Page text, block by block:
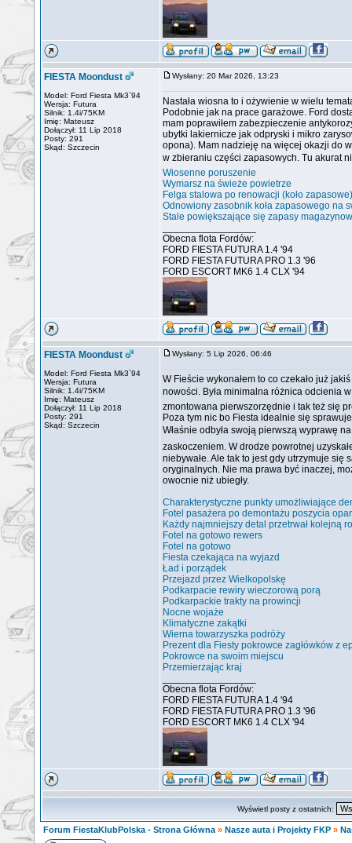
FIESTA Moondust
Model: Ford Fiesta Mk3`94
Wersja: Futura
Silnik: 1.4i/75KM
Imię: Mateusz
Dołączył: 11 Lip 2018
Posty: 291
Skąd: Szczecin
Wysłany: 20 Mar 2026, 13:23
Nastała wiosna to i ożywienie w wielu
Podobnie jak na prace garażowe. Ford
mam poprawiłem zabezpieczenie
ubytki lakiernicze jak odpryski i mikro
opona). Mam nadzieję na więcej okazji do
w zbieraniu części zapasowych. Tu akurat
Wiosenne poruszenie
Wymarsz na świeże powietrze
Felga stalowa po renowacji (koło zapasowe)
Odnowiony zasobnik koła zapasowego na
Stale powiększające się zapasy
Obecna flota Fordów:
FORD FIESTA FUTURA 1.4 '94
FORD FIESTA FUTURA PRO 1.3 '96
FORD ESCORT MK6 1.4 CLX '94
FIESTA Moondust
Model: Ford Fiesta Mk3`94
Wersja: Futura
Silnik: 1.4i/75KM
Imię: Mateusz
Dołączył: 11 Lip 2018
Posty: 291
Skąd: Szczecin
Wysłany: 5 Lip 2026, 06:46
W Fieście wykonałem to co czekało już
nowości. Była minimalna różnica odcienia
zmontowana pierwszorzędnie i tak też się
Poza tym nic bo Fiesta idealnie się
Właśnie odbyła swoją pierwszą wyprawę
zaskoczeniem. W drodze powrotnej
niebywałe. Ale tak to jest gdy utrzymuje
oryginalnych. Nie ma prawa być inaczej,
owocnie niż ubiegły.
Charakterystyczne punkty umożliwiające
Fotel pasażera po demontażu poszycia
Każdy najmniejszy detal przetrwał kolejną
Fotel na gotowo rewers
Fotel na gotowo
Fiesta czekająca na wyjazd
Ład i porządek
Przejazd przez Wielkopolskę
Podkarpacie rewiry wieczorową porą
Podkarpackie trakty na prowincji
Nocne wojaże
Klimatyczne zakątki
Wierna towarzyszka podróży
Prezent dla Fiesty pokrowce zagłówków z
Pokrowce na swoim miejscu
Przemierzając kraj
Obecna flota Fordów:
FORD FIESTA FUTURA 1.4 '94
FORD FIESTA FUTURA PRO 1.3 '96
FORD ESCORT MK6 1.4 CLX '94
Wyświetl posty z ostatnich:
Forum FiestaKlubPolska - Strona Główna » Nasze auta i Projekty FKP »